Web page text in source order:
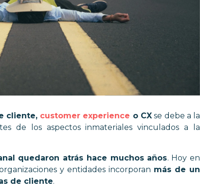
cliente, customer experience o CXse debe a la
de los aspectos inmateriales vinculados a la
quedaron atrás hace muchos años. Hoy en
y entidades incorporan más de un
de cliente.